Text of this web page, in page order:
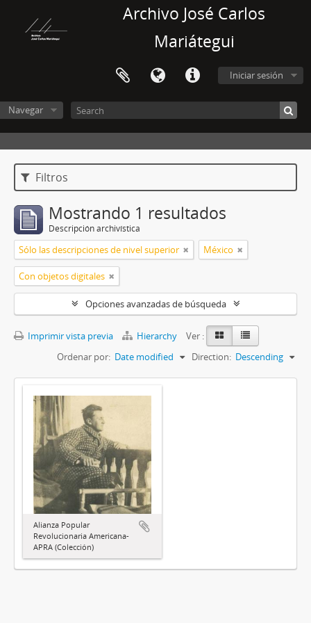
Archivo José Carlos
Mariátegui
Iniciar sesión
Navegar
Filtros
Mostrando 1 resultados
Descripción archivística
Sólo las descripciones de nivel superior México
Con objetos digitales
Opciones avanzadas de búsqueda
Imprimir vista previa Hierarchy
Ver :
Ordenar por: Date modified Direction: Descending
Alianza Popular
Revolucionaria Americana-
APRA (Colección)